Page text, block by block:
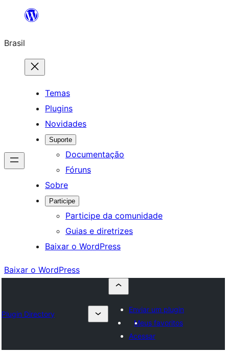
o
conteúdo
Brasil
Temas
Plugins
Novidades
Suporte
Documentação
Fóruns
Sobre
Participe
Participe da comunidade
Guias e diretrizes
Baixar o WordPress
Baixar o WordPress
Plugin Directory
Enviar um plugin
Meus favoritos
Acessar